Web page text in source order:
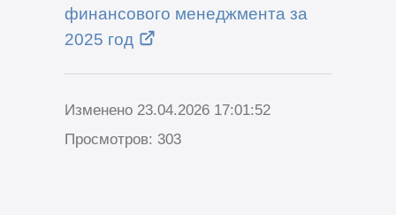
финансового менеджмента за
2025 год
Изменено 23.04.2026 17:01:52
Просмотров: 303